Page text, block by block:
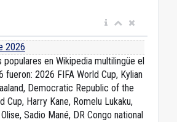
2026
populares en Wikipedia multilingüe el
fueron: 2026 FIFA World Cup, Kylian
Democratic Republic of the
Cup, Harry Kane, Romelu Lukaku,
Sadio Mané, DR Congo national